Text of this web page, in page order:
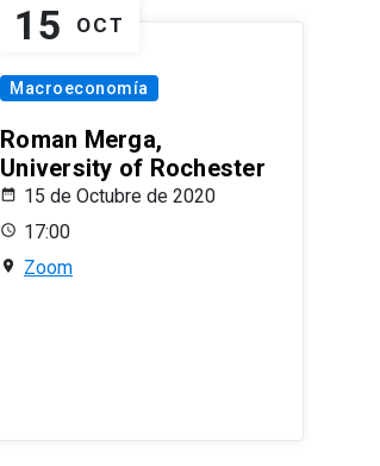
15 OCT
Macroeconomía
Roman Merga,
University of Rochester
15 de Octubre de 2020
17:00
Zoom